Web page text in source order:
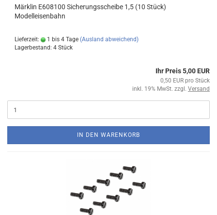
Märklin E608100 Sicherungsscheibe 1,5 (10 Stück)
Modelleisenbahn
Lieferzeit: 1 bis 4 Tage (Ausland abweichend)
Lagerbestand: 4 Stück
Ihr Preis 5,00 EUR
0,50 EUR pro Stück
inkl. 19% MwSt. zzgl. Versand
IN DEN WARENKORB